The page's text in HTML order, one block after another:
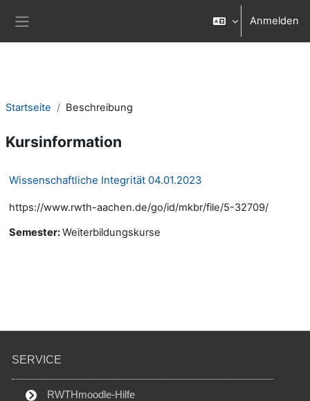
Anmelden
Startseite Beschreibung
Kursinformation
Wissenschaftliche Integrität 04.01.2023
https://www.rwth-aachen.de/go/id/mkbr/file/5-32709/
Semester:Weiterbildungskurse
SERVICE
RWTHmoodle-Hilfe